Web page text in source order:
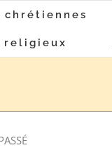
chrétiennes
religieux